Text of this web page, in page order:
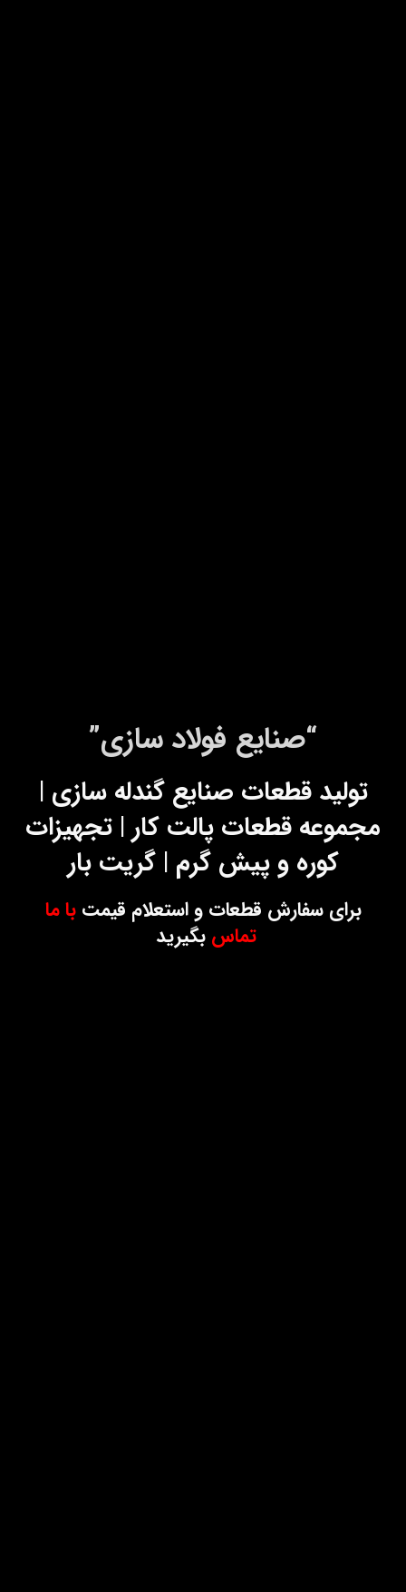
“صنایع فولاد سازی”
تولید قطعات صنایع گندله سازی |
مجموعه قطعات پالت کار | تجهیزات
کوره و پیش گرم | گریت بار
برای سفارش قطعات و استعلام قیمت با ما
تماس بگیرید